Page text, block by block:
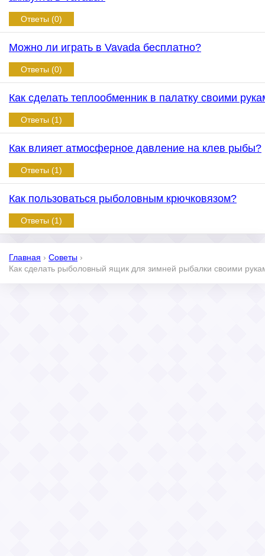
Ответы (0)
Можно ли играть в Vavada бесплатно?
Ответы (0)
Как сделать теплообменник в палатку своими
Ответы (1)
Как влияет атмосферное давление на клев рыбы?
Ответы (1)
Как пользоваться рыболовным крючковязом?
Ответы (1)
Главная › Советы ›
Как сделать рыболовный ящик для зимней рыбалки своими